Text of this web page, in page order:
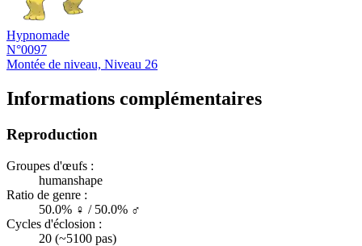
Hypnomade
N°0097
Montée de niveau, Niveau 26
Informations complémentaires
Reproduction
Groupes d'œufs :
humanshape
Ratio de genre :
50.0% ♀ / 50.0% ♂
Cycles d'éclosion :
20 (~5100 pas)